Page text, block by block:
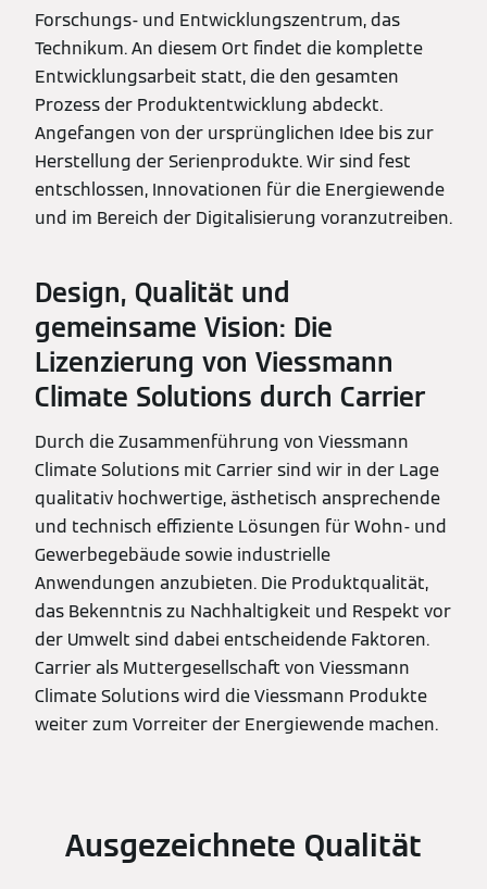
Forschungs- und Entwicklungszentrum, das
Technikum. An diesem Ort findet die komplette
Entwicklungsarbeit statt, die den gesamten
Prozess der Produktentwicklung abdeckt.
Angefangen von der ursprünglichen Idee bis zur
Herstellung der Serienprodukte. Wir sind fest
entschlossen, Innovationen für die Energiewende
und im Bereich der Digitalisierung voranzutreiben.
Design, Qualität und
gemeinsame Vision: Die
Lizenzierung von Viessmann
Climate Solutions durch Carrier
Durch die Zusammenführung von Viessmann
Climate Solutions mit Carrier sind wir in der Lage
qualitativ hochwertige, ästhetisch ansprechende
und technisch effiziente Lösungen für Wohn- und
Gewerbegebäude sowie industrielle
Anwendungen anzubieten. Die Produktqualität,
das Bekenntnis zu Nachhaltigkeit und Respekt vor
der Umwelt sind dabei entscheidende Faktoren.
Carrier als Muttergesellschaft von Viessmann
Climate Solutions wird die Viessmann Produkte
weiter zum Vorreiter der Energiewende machen.
Ausgezeichnete Qualität